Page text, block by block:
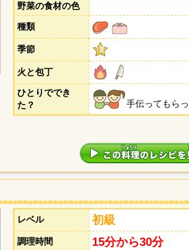
野菜の食材の色
種類
季節
火と包丁
ひとりででき
た？
手伝ってもら
レベル 初級
調理時間 15分から30分